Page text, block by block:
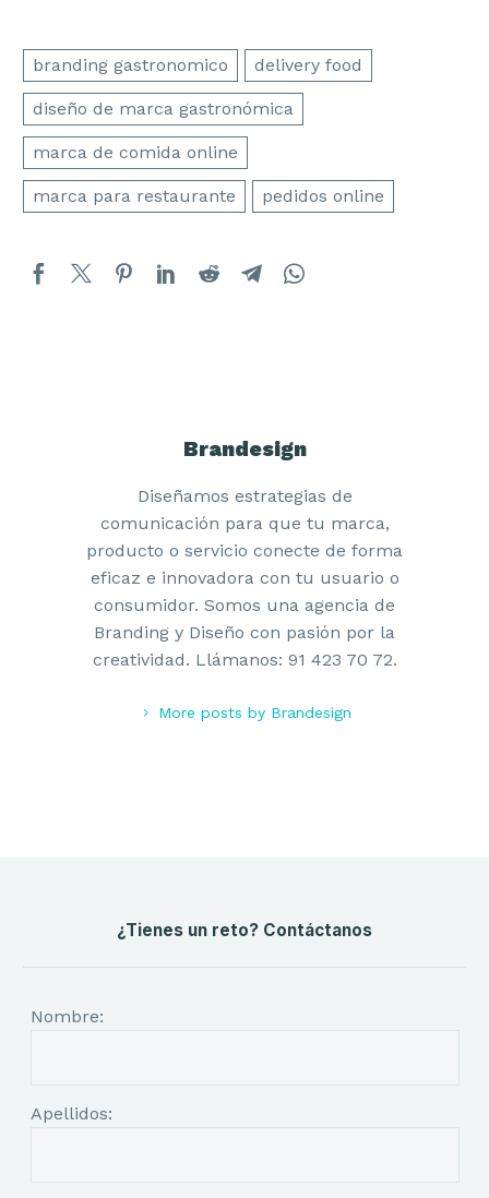
branding gastronomico delivery food
diseño de marca gastronómica
marca de comida online
marca para restaurante pedidos online
Brandesign
Diseñamos estrategias de
comunicación para que tu marca,
producto o servicio conecte de forma
eficaz e innovadora con tu usuario o
consumidor. Somos una agencia de
Branding y Diseño con pasión por la
creatividad. Llámanos: 91 423 70 72.
More posts by Brandesign
¿Tienes un reto? Contáctanos
Nombre:
Apellidos: